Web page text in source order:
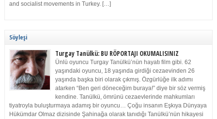
and socialist movements in Turkey. […]
Söyleşi
Turgay Tanülkü: BU RÖPORTAJI OKUMALISINIZ
Ünlü oyuncu Turgay Tanülkü’nün hayatı film gibi. 62
yaşındaki oyuncu, 18 yaşında girdiği cezaevinden 26
yaşında başka biri olarak çıkmış. Özgürlüğe ilk adımı
atarken “Ben geri döneceğim buraya!” diye bir söz vermiş
kendine. Tanülkü, ömrünü cezaevlerinde mahkumları
tiyatroyla buluşturmaya adamış bir oyuncu… Çoğu insanın Eşkıya Dünyaya
Hükümdar Olmaz dizisinde Şahinağa olarak tanıdığı Tanülkü’nün hikayesi